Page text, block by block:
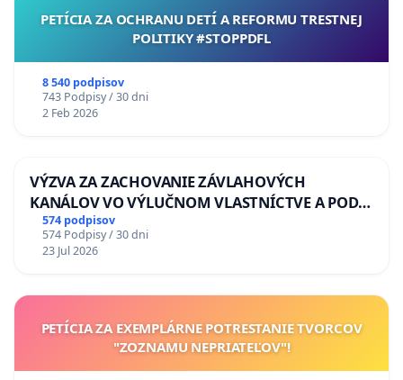
PETÍCIA ZA OCHRANU DETÍ A REFORMU TRESTNEJ
POLITIKY #STOPPDFL
8 540 podpisov
743 Podpisy / 30 dni
2 Feb 2026
VÝZVA ZA ZACHOVANIE ZÁVLAHOVÝCH
KANÁLOV VO VÝLUČNOM VLASTNÍCTVE A POD
KONTROLOU SLOVENSKEJ REPUBLIKY & žiadosť
na riešenie zanedbaného stavu závlahových a
odvodňovacích kanálov na Slovensku
574 podpisov
574 Podpisy / 30 dni
23 Jul 2026
PETÍCIA ZA EXEMPLÁRNE POTRESTANIE TVORCOV
"ZOZNAMU NEPRIATEĽOV"!